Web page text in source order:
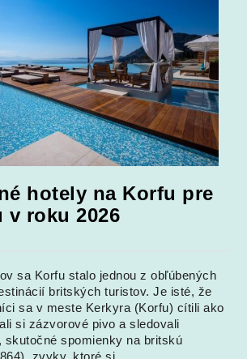
hotely na Korfu pre
v roku 2026
sa Korfu stalo jednou z obľúbených
britských turistov. Je isté, že
sa v meste Kerkyra (Korfu) cítili ako
si zázvorové pivo a sledovali
skutočné spomienky na britskú
zvyky, ktoré si